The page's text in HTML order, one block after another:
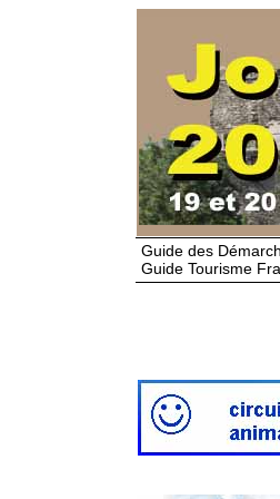
Guide des
Guide Tourisme